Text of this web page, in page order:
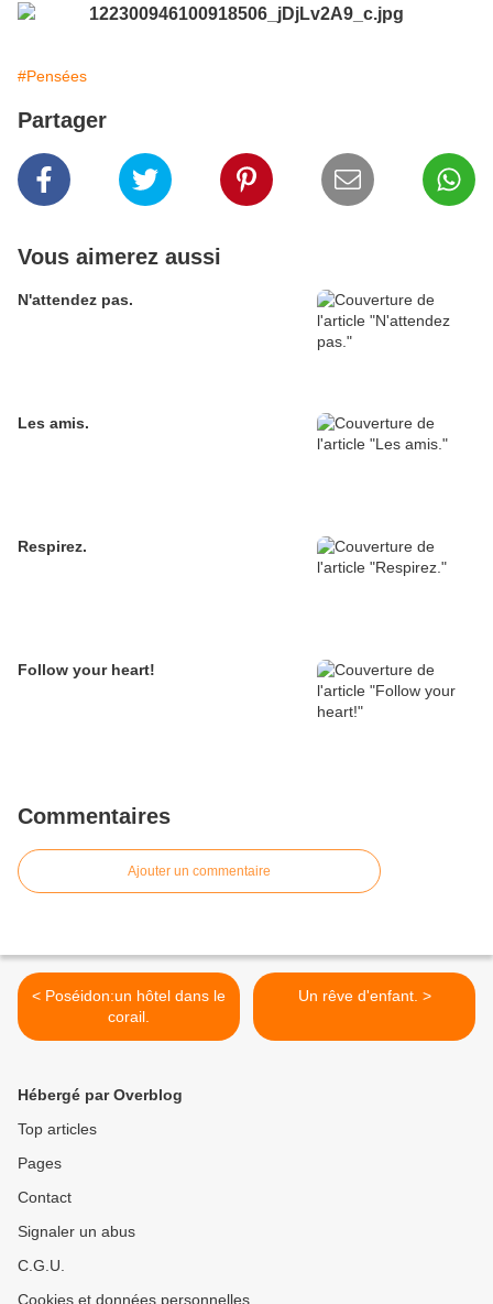
#Pensées
Partager
Vous aimerez aussi
N'attendez pas.
Les amis.
Respirez.
Follow your heart!
Commentaires
Ajouter un commentaire
< Poséidon:un hôtel dans le
corail.
Un rêve d'enfant. >
Hébergé par Overblog
Top articles
Pages
Contact
Signaler un abus
C.G.U.
Cookies et données personnelles